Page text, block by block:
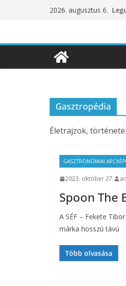
2026. augusztus 6.
Gasztropédia
Életrajzok,
GASZTRONÓMIAI
2023. október 27.
Spoon The
A SÉF – Fekete
márka hosszú távú
Több olvasása